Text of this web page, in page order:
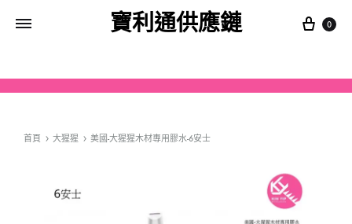
寶利通供應鏈 0
首頁 大猩猩 美國-大猩猩木材專用膠水-6安士